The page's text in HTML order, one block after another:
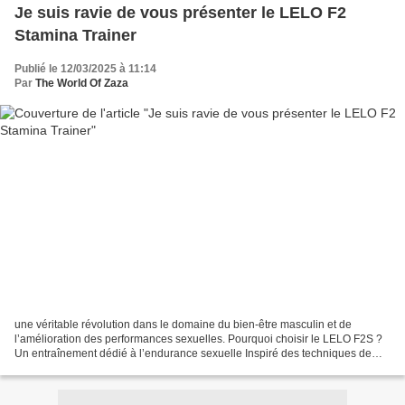
Je suis ravie de vous présenter le LELO F2
Stamina Trainer
Publié le 12/03/2025 à 11:14
Par The World Of Zaza
une véritable révolution dans le domaine du bien-être masculin et de
l’amélioration des performances sexuelles. Pourquoi choisir le LELO F2S ?
Un entraînement dédié à l’endurance sexuelle Inspiré des techniques de